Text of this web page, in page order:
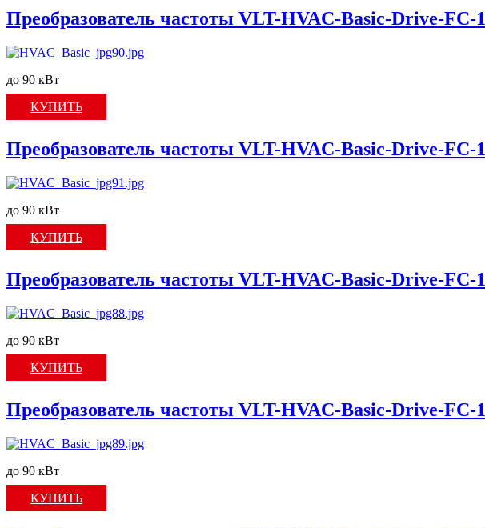
Преобразователь частоты VLT-HVAC-Basic-Drive-
до 90 кВт
КУПИТЬ
Преобразователь частоты VLT-HVAC-Basic-Drive-
до 90 кВт
КУПИТЬ
Преобразователь частоты VLT-HVAC-Basic-Drive-
до 90 кВт
КУПИТЬ
Преобразователь частоты VLT-HVAC-Basic-Drive-
до 90 кВт
КУПИТЬ